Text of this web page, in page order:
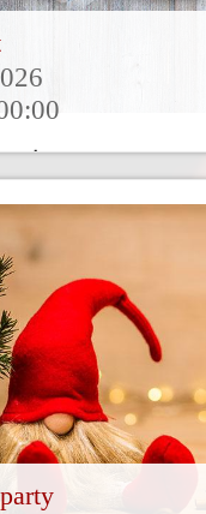
dürfen Sie gerne in
den
[...]